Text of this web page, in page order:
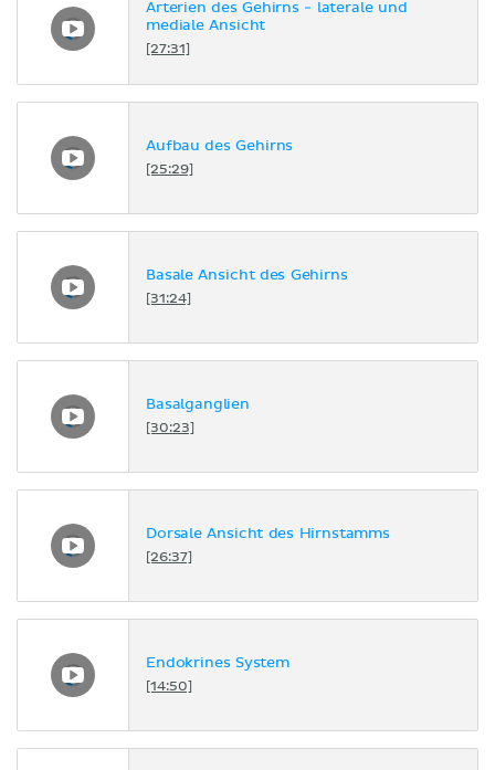
Arterien des Gehirns - laterale und
mediale Ansicht
[27:31]
Aufbau des Gehirns
[25:29]
Basale Ansicht des Gehirns
[31:24]
Basalganglien
[30:23]
Dorsale Ansicht des Hirnstamms
[26:37]
Endokrines System
[14:50]